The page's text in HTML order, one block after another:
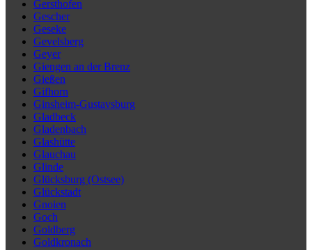
Gersthofen
Gescher
Geseke
Gevelsberg
Geyer
Giengen an der Brenz
Gießen
Gifhorn
Ginsheim-Gustavsburg
Gladbeck
Gladenbach
Glashütte
Glauchau
Glinde
Glücksburg (Ostsee)
Glückstadt
Gnoien
Goch
Goldberg
Goldkronach